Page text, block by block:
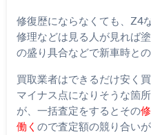
修復歴にならなくても、Z4
修理などは見る人が見れば
の盛り具合などで新車時との
買取業者はできるだけ安く
マイナス点になりそうな箇
が、一括査定をするとその
働く ので査定額の競り合い